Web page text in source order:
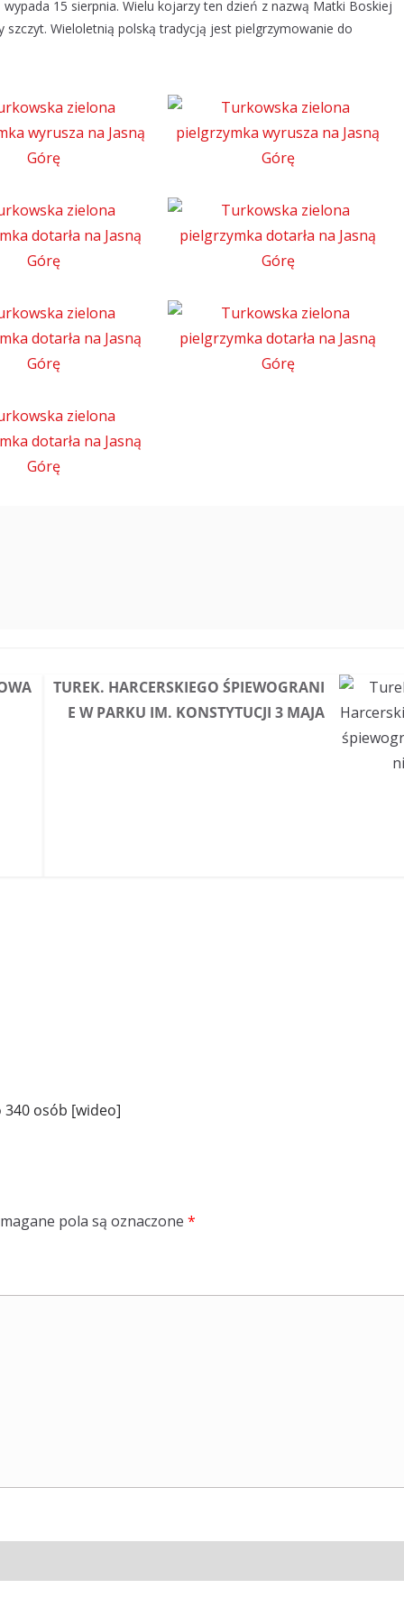
15 sierpnia. Wielu kojarzy ten dzień z nazwą Matki Boskiej
Wieloletnią polską tradycją jest pielgrzymowanie do
TUREK. HARCERSKIEGO ŚPIEWOGRANI
E W PARKU IM. KONSTYTUCJI 3 MAJA
osób [wideo]
pola są oznaczone *